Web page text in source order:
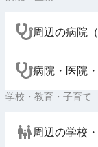
周辺の病院
病院・医院
学校・教育・子育て
周辺の学校